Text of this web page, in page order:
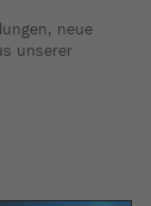
neue
unserer